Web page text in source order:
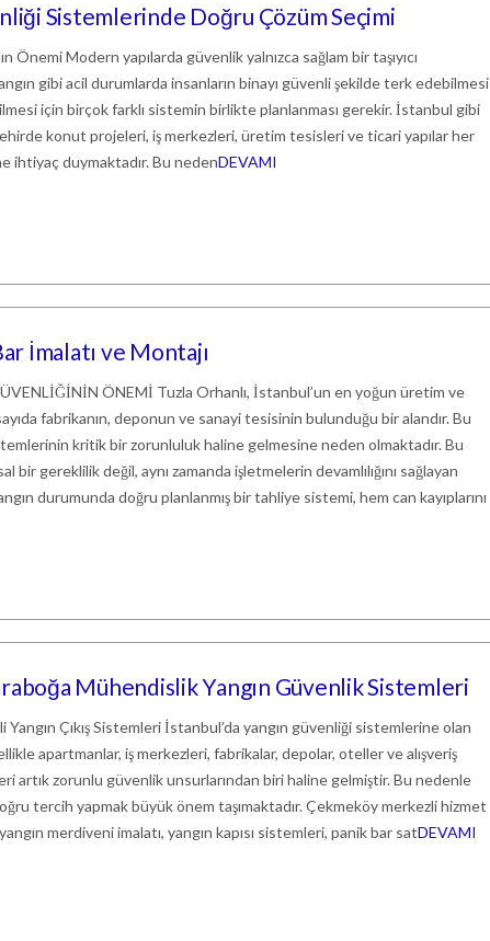
Sistemlerinde Doğru Çözüm Seçimi
Önemi Modern yapılarda güvenlik yalnızca sağlam bir taşıyıcı
gibi acil durumlarda insanların binayı güvenli şekilde terk edebilmesi
için birçok farklı sistemin birlikte planlanması gerekir. İstanbul gibi
konut projeleri, iş merkezleri, üretim tesisleri ve ticari yapılar her
ihtiyaç duymaktadır. Bu nedenDEVAMI
İmalatı ve Montajı
ÖNEMİ Tuzla Orhanlı, İstanbul’un en yoğun üretim ve
fabrikanın, deponun ve sanayi tesisinin bulunduğu bir alandır. Bu
kritik bir zorunluluk haline gelmesine neden olmaktadır. Bu
bir gereklilik değil, aynı zamanda işletmelerin devamlılığını sağlayan
durumunda doğru planlanmış bir tahliye sistemi, hem can kayıplarını
Mühendislik Yangın Güvenlik Sistemleri
Yangın Çıkış Sistemleri İstanbul’da yangın güvenliği sistemlerine olan
apartmanlar, iş merkezleri, fabrikalar, depolar, oteller ve alışveriş
artık zorunlu güvenlik unsurlarından biri haline gelmiştir. Bu nedenle
tercih yapmak büyük önem taşımaktadır. Çekmeköy merkezli hizmet
merdiveni imalatı, yangın kapısı sistemleri, panik bar satDEVAMI